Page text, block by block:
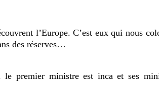
lʼEurope. Cʼest eux qui nous
des réserves…
premier ministre est inca et ses